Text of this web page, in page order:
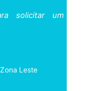
solicitar um
Zona Leste